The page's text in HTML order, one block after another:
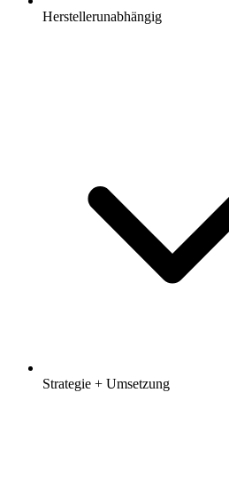
Herstellerunabhängig
Strategie + Umsetzung